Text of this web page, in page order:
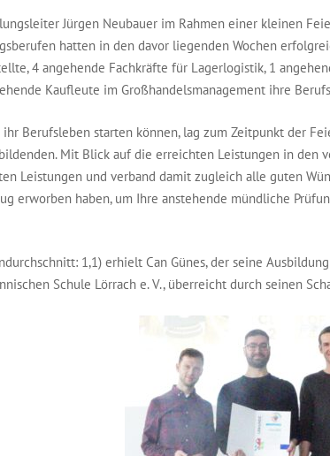
Jürgen Neubauer im Rahmen einer kleinen
hatten in den davor liegenden Wochen
4 angehende Fachkräfte für Lagerlogistik, 1
Kaufleute im Großhandelsmanagement ihre
Berufsleben starten können, lag zum Zeitpunkt der
Mit Blick auf die erreichten Leistungen in den
Leistungen und verband damit zugleich alle guten
erworben haben, um Ihre anstehende mündliche
1,1) erhielt Can Günes, der seine
Schule Lörrach e. V., überreicht durch seinen